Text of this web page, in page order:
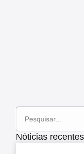
Nóticias recentes